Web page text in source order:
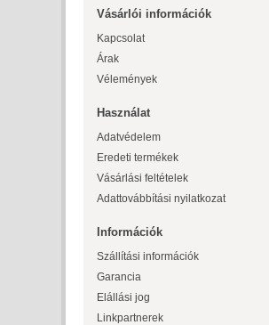
Vásárlói információk
Kapcsolat
Árak
Vélemények
Használat
Adatvédelem
Eredeti termékek
Vásárlási feltételek
Adattovábbítási nyilatkozat
Információk
Szállítási információk
Garancia
Elállási jog
Linkpartnerek